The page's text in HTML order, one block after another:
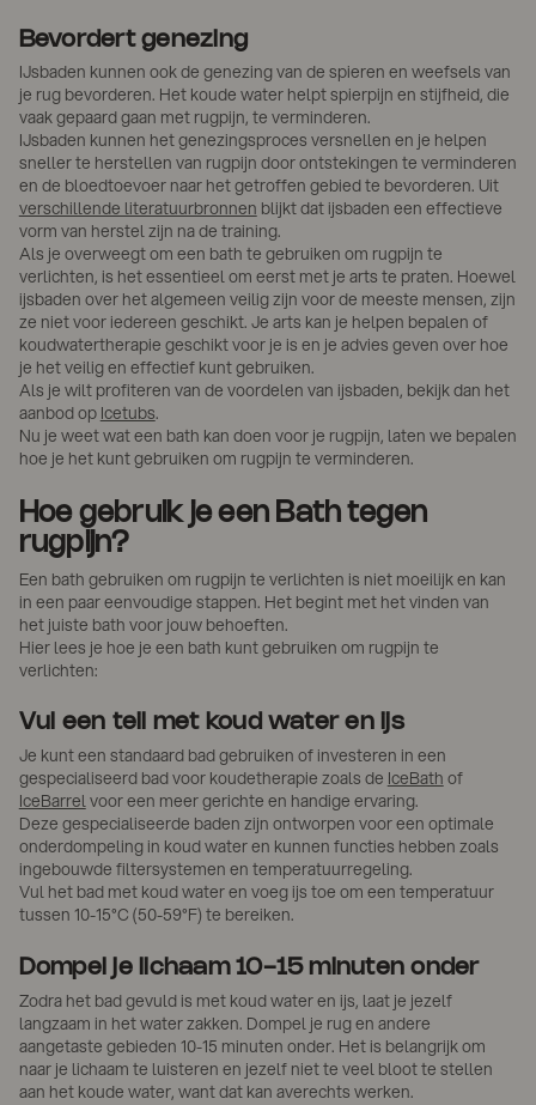
Bevordert genezing
IJsbaden kunnen ook de genezing van de spieren en weefsels van
je rug bevorderen. Het koude water helpt spierpijn en stijfheid, die
vaak gepaard gaan met rugpijn, te verminderen.
IJsbaden kunnen het genezingsproces versnellen en je helpen
sneller te herstellen van rugpijn door ontstekingen te verminderen
en de bloedtoevoer naar het getroffen gebied te bevorderen. Uit
verschillende literatuurbronnen blijkt dat ijsbaden een effectieve
vorm van herstel zijn na de training.
Als je overweegt om een bath te gebruiken om rugpijn te
verlichten, is het essentieel om eerst met je arts te praten. Hoewel
ijsbaden over het algemeen veilig zijn voor de meeste mensen, zijn
ze niet voor iedereen geschikt. Je arts kan je helpen bepalen of
koudwatertherapie geschikt voor je is en je advies geven over hoe
je het veilig en effectief kunt gebruiken.
Als je wilt profiteren van de voordelen van ijsbaden, bekijk dan het
aanbod op Icetubs.
Nu je weet wat een bath kan doen voor je rugpijn, laten we bepalen
hoe je het kunt gebruiken om rugpijn te verminderen.
Hoe gebruik je een Bath tegen
rugpijn?
Een bath gebruiken om rugpijn te verlichten is niet moeilijk en kan
in een paar eenvoudige stappen. Het begint met het vinden van
het juiste bath voor jouw behoeften.
Hier lees je hoe je een bath kunt gebruiken om rugpijn te
verlichten:
Vul een teil met koud water en ijs
Je kunt een standaard bad gebruiken of investeren in een
gespecialiseerd bad voor koudetherapie zoals de IceBath of
IceBarrelvoor een meer gerichte en handige ervaring.
Deze gespecialiseerde baden zijn ontworpen voor een optimale
onderdompeling in koud water en kunnen functies hebben zoals
ingebouwde filtersystemen en temperatuurregeling.
Vul het bad met koud water en voeg ijs toe om een temperatuur
tussen 10-15°C (50-59°F) te bereiken.
Dompel je lichaam 10-15 minuten onder
Zodra het bad gevuld is met koud water en ijs, laat je jezelf
langzaam in het water zakken. Dompel je rug en andere
aangetaste gebieden 10-15 minuten onder. Het is belangrijk om
naar je lichaam te luisteren en jezelf niet te veel bloot te stellen
aan het koude water, want dat kan averechts werken.